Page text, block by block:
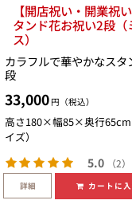
【開店祝い・開業祝
タンド花お祝い2段（
ス）
カラフルで華やかなスタ
段
33,000 円（税込）
高さ180×幅85×奥行65cm
イズ）
5.0 （2）
詳細 カートに